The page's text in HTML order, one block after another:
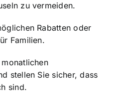
zu vermeiden.
Rabatten oder
Familien.
stellen Sie sicher, dass
sind.